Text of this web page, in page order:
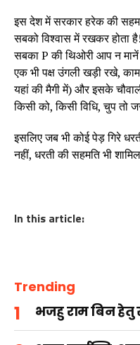
इस देश में सरकार हरेक की
सबको विश्वास में रखकर होता
सबका P की थिओरी आप न
एक भी पक्ष उंगली खड़ी रखे,
यहां की मैगी में) और इसके
किसी को, किसी विधि, चुप तो
इसलिए जब भी कोई पेड़ गिरे
नहीं, धरती की सहमति भी
In this article:
Trending
भजहु राम बिन हेतु